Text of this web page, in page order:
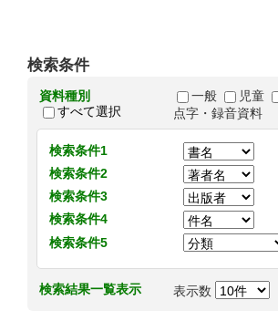
検索条件
資料種別
すべて選択
一般 児童
点字・録音資料
検索条件1
検索条件2
検索条件3
検索条件4
検索条件5
検索結果一覧表示 表示数